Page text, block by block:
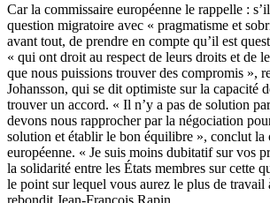
Car la commissaire européenne le rappelle :
question migratoire avec « pragmatisme et
avant tout, de prendre en compte qu’il est
« qui ont droit au respect de leurs droits et de
que nous puissions trouver des compromis »,
Johansson, qui se dit optimiste sur la capacité
trouver un accord. « Il n’y a pas de solution
devons nous rapprocher par la négociation
solution et établir le bon équilibre », conclut la
européenne. « Je suis moins dubitatif sur vos
la solidarité entre les États membres sur cette
le point sur lequel vous aurez le plus de travail
rebondit Jean-François Rapin.